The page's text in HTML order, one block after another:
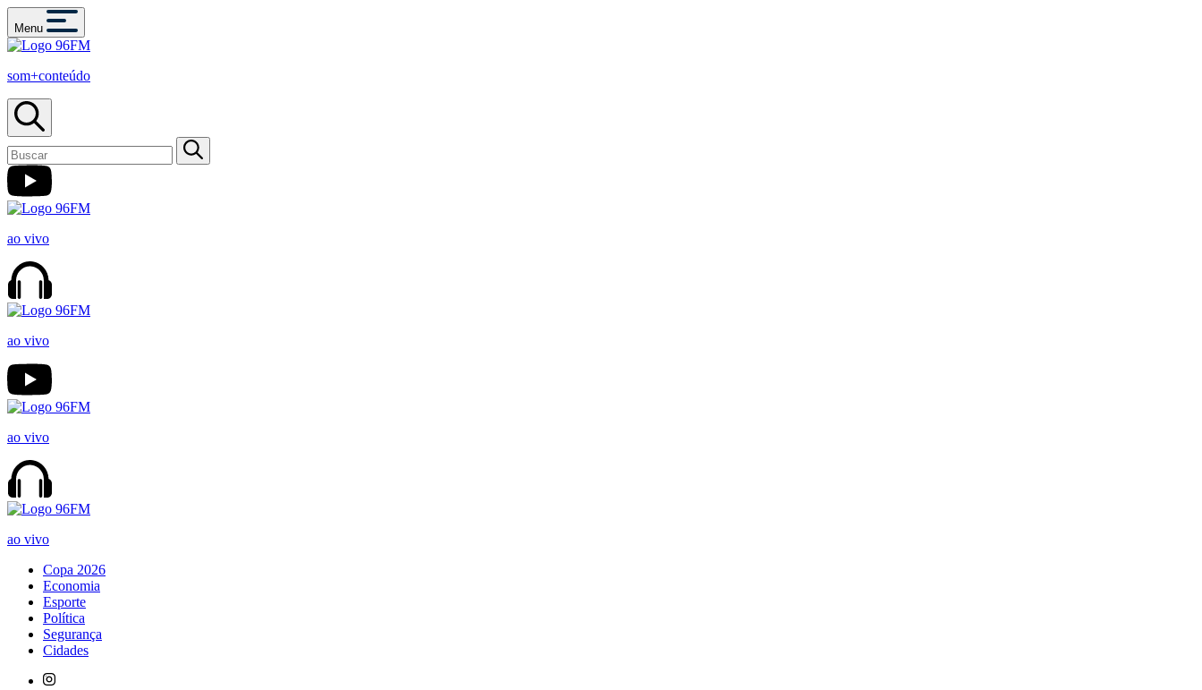
Menu
som+conteúdo
ao vivo
ao vivo
ao vivo
ao vivo
Copa 2026
Economia
Esporte
Política
Segurança
Cidades